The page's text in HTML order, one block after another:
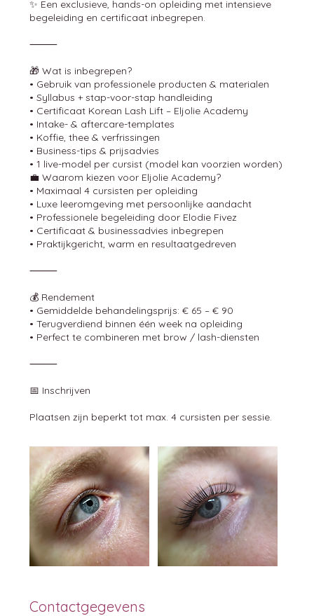
✨ Een exclusieve, hands-on opleiding met intensieve
begeleiding en certificaat inbegrepen.
⸻
🎁 Wat is inbegrepen?
• Gebruik van professionele producten & materialen
• Syllabus + stap-voor-stap handleiding
• Certificaat Korean Lash Lift – Eljolie Academy
• Intake- & aftercare-templates
• Koffie, thee & verfrissingen
• Business-tips & prijsadvies
• 1 live-model per cursist (model kan voorzien worden)
💼 Waarom kiezen voor Eljolie Academy?
• Maximaal 4 cursisten per opleiding
• Luxe leeromgeving met persoonlijke aandacht
• Professionele begeleiding door Elodie Fivez
• Certificaat & businessadvies inbegrepen
• Praktijkgericht, warm en resultaatgedreven
⸻
💰 Rendement
• Gemiddelde behandelingsprijs: € 65 – € 90
• Terugverdiend binnen één week na opleiding
• Perfect te combineren met brow / lash-diensten
⸻
📅 Inschrijven
Plaatsen zijn beperkt tot max. 4 cursisten per sessie.
Contactgegevens